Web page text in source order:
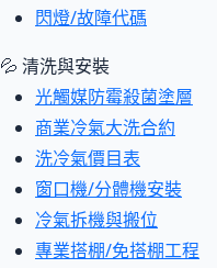
閃燈/故障代碼
💦 清洗與安裝
光觸媒防霉殺菌塗層
商業冷氣大洗合約
洗冷氣價目表
窗口機/分體機安裝
冷氣拆機與搬位
專業搭棚/免搭棚工程